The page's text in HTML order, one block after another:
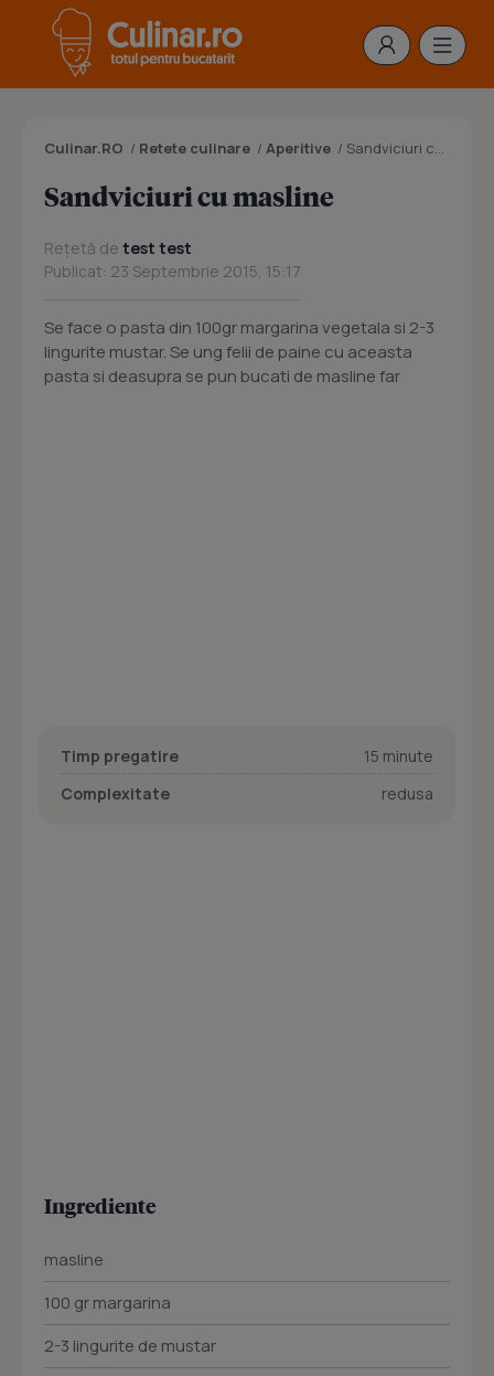
Culinar.RO / Retete culinare / Aperitive / Sandviciuri cu masline
Sandviciuri cu masline
Rețetă de test test
Publicat: 23 Septembrie 2015, 15:17
Se face o pasta din 100gr margarina vegetala si 2-3
lingurite mustar. Se ung felii de paine cu aceasta
pasta si deasupra se pun bucati de masline far
Timp pregatire
15 minute
Complexitate
redusa
Ingrediente
masline
100 gr margarina
2-3 lingurite de mustar